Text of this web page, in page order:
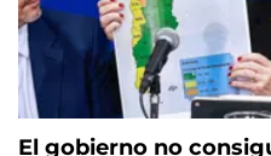
El gobierno no